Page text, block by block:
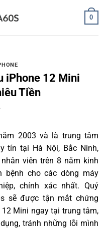
0
iPhone 12 Mini
Tiền
2003 và là trung tâm
tín tại Hà Nội, Bắc Ninh,
viên trên 8 năm kinh
bệnh cho các dòng máy
chính xác nhất. Quý
sẽ được tận mắt chứng
Mini ngay tại trung tâm,
tránh những lỗi mình